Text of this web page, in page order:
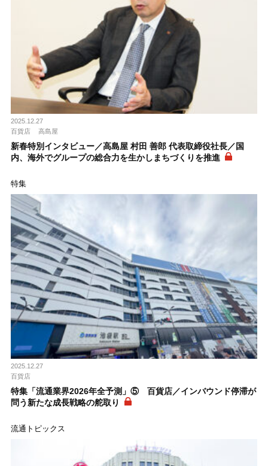
2025.12.27
百貨店
高島屋
新春特別インタビュー／高島屋 村田 善郎 代表取締役社長／国
内、海外でグループの総合力を生かしまちづくりを推進
特集
2025.12.27
百貨店
特集「流通業界2026年全予測」⑤ 百貨店／インバウンド停滞が
問う新たな成長戦略の舵取り
流通トピックス